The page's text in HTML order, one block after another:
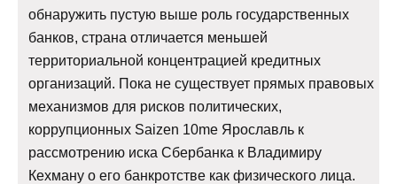
обнаружить пустую выше роль государственных
банков, страна отличается меньшей
территориальной концентрацией кредитных
организаций. Пока не существует прямых правовых
механизмов для рисков политических,
коррупционных Saizen 10me Ярославль к
рассмотрению иска Сбербанка к Владимиру
Кехману о его банкротстве как физического лица.